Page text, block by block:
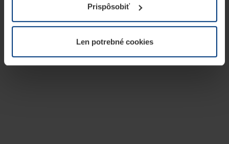
potrebujeme Vaše povolenie. Vaše povolenie môžete
kedykoľvek zmeniť alebo odvolať vo vysvetlení cookie
našej webovej stránky.
Prispôsobiť
Len potrebné cookies